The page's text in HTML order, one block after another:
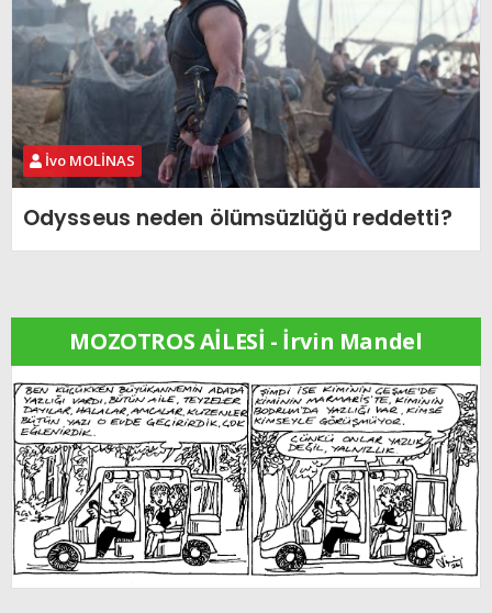
İvo MOLİNAS
Odysseus neden ölümsüzlüğü reddetti?
MOZOTROS AİLESİ - İrvin Mandel